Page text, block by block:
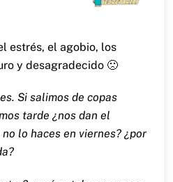
estrés, el agobio, los
y desagradecido 🙁
Si salimos de copas
tarde ¿nos dan el
lo haces en viernes? ¿por